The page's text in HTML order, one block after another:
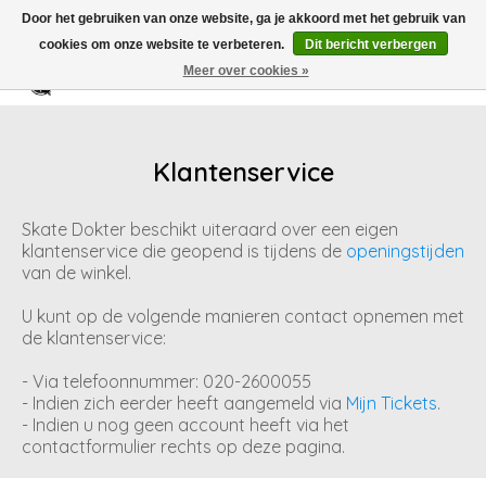
Verlanglijst
Klantenservice
Skate Dokter beschikt uiteraard over een eigen
klantenservice die geopend is tijdens de openingstijden
van de winkel.
U kunt op de volgende manieren contact opnemen met
de klantenservice:
- Via telefoonnummer: 020-2600055
- Indien zich eerder heeft aangemeld via Mijn Tickets.
- Indien u nog geen account heeft via het
contactformulier rechts op deze pagina.
Door het gebruiken van onze website, ga je akkoord met het gebruik van
cookies om onze website te verbeteren.
Dit bericht verbergen
Meer over cookies »